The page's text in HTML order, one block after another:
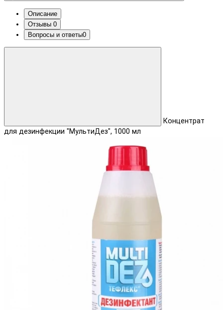
Описание
Отзывы 0
Вопросы и ответы0
Концентрат
для дезинфекции "МультиДез", 1000 мл